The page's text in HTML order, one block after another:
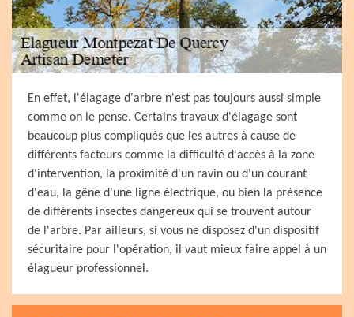
En effet, l'élagage d'arbre n'est pas toujours aussi simple
comme on le pense. Certains travaux d'élagage sont
beaucoup plus compliqués que les autres à cause de
différents facteurs comme la difficulté d'accès à la zone
d'intervention, la proximité d'un ravin ou d'un courant
d'eau, la gêne d'une ligne électrique, ou bien la présence
de différents insectes dangereux qui se trouvent autour
de l'arbre. Par ailleurs, si vous ne disposez d'un dispositif
sécuritaire pour l'opération, il vaut mieux faire appel à un
élagueur professionnel.